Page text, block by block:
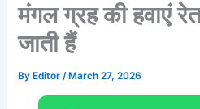
मंगल ग्रह की हवाएं
जाती हैं
By Editor/ March 27, 2026